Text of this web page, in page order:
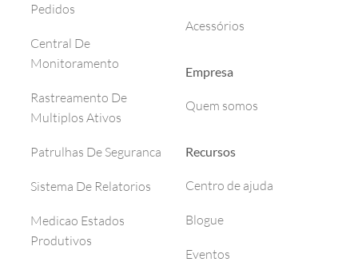
Pedidos
Central De
Monitoramento
Rastreamento De
Multiplos Ativos
Patrulhas De Seguranca
Sistema De Relatorios
Medicao Estados
Produtivos
Acessórios
Empresa
Quem somos
Recursos
Centro de ajuda
Blogue
Eventos